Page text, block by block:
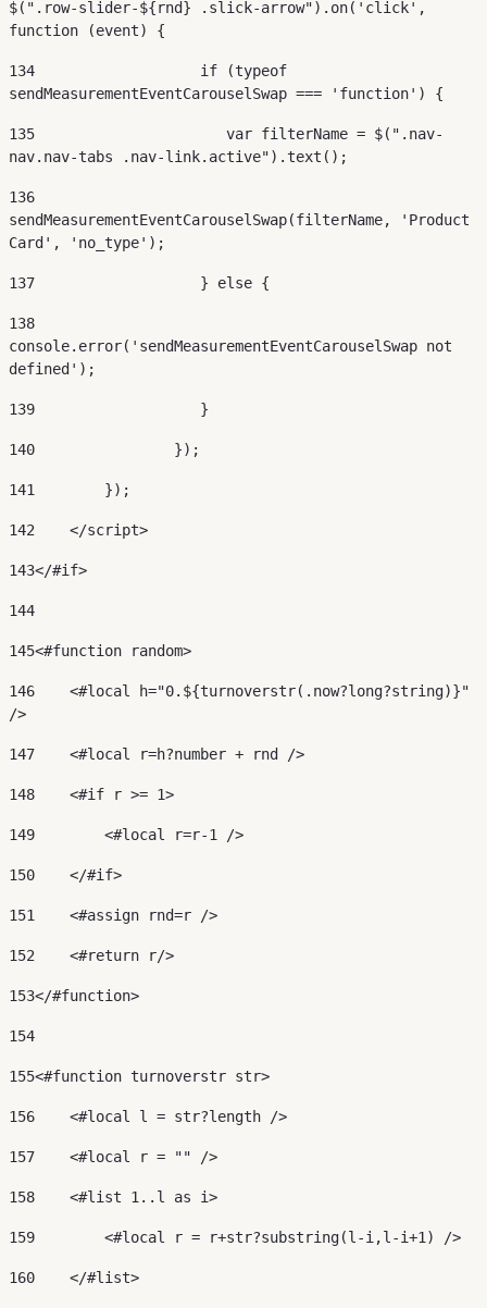
$(".row-slider-${rnd} .slick-arrow").on('click',
function (event) {
134
                   if (typeof
sendMeasurementEventCarouselSwap === 'function') {
135
                      var filterName = $(".nav-
nav.nav-tabs .nav-link.active").text();
136
sendMeasurementEventCarouselSwap(filterName, 'Product
Card', 'no_type');
137
                   } else {
138
console.error('sendMeasurementEventCarouselSwap not
defined');
139
                   }
140
                });
141
        });
142
    </script>
143</#if>
144
145<#function random>
146
    <#local h="0.${turnoverstr(.now?long?string)}"
/>
147
    <#local r=h?number + rnd />
148
    <#if r >= 1>
149
        <#local r=r-1 />
150
    </#if>
151
    <#assign rnd=r />
152
    <#return r/>
153</#function>
154
155<#function turnoverstr str>
156
    <#local l = str?length />
157
    <#local r = "" />
158
    <#list 1..l as i>
159
        <#local r = r+str?substring(l-i,l-i+1) />
160
    </#list>